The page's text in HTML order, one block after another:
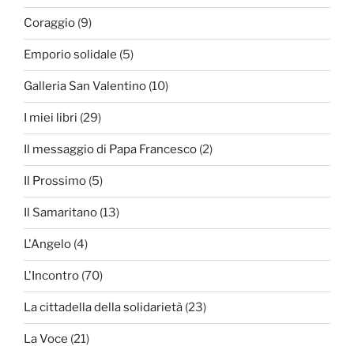
Coraggio (9)
Emporio solidale (5)
Galleria San Valentino (10)
I miei libri (29)
Il messaggio di Papa Francesco (2)
Il Prossimo (5)
Il Samaritano (13)
L'Angelo (4)
L'Incontro (70)
La cittadella della solidarietà (23)
La Voce (21)